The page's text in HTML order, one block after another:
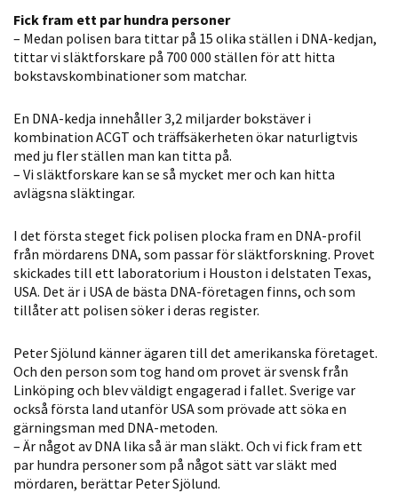
Fick fram ett par hundra personer
– Medan polisen bara tittar på 15 olika ställen i DNA-kedjan,
tittar vi släktforskare på 700 000 ställen för att hitta
bokstavskombinationer som matchar.
En DNA-kedja innehåller 3,2 miljarder bokstäver i
kombination ACGT och träffsäkerheten ökar naturligtvis
med ju fler ställen man kan titta på.
– Vi släktforskare kan se så mycket mer och kan hitta
avlägsna släktingar.
I det första steget fick polisen plocka fram en DNA-profil
från mördarens DNA, som passar för släktforskning. Provet
skickades till ett laboratorium i Houston i delstaten Texas,
USA. Det är i USA de bästa DNA-företagen finns, och som
tillåter att polisen söker i deras register.
Peter Sjölund känner ägaren till det amerikanska företaget.
Och den person som tog hand om provet är svensk från
Linköping och blev väldigt engagerad i fallet. Sverige var
också första land utanför USA som prövade att söka en
gärningsman med DNA-metoden.
– Är något av DNA lika så är man släkt. Och vi fick fram ett
par hundra personer som på något sätt var släkt med
mördaren, berättar Peter Sjölund.
används.
För att vår
hemsida ska
prestera så
bra som
Om du nekar
de här
kakorna
kommer viss
att försvinna
från
hemsidan.
Marknadsföring